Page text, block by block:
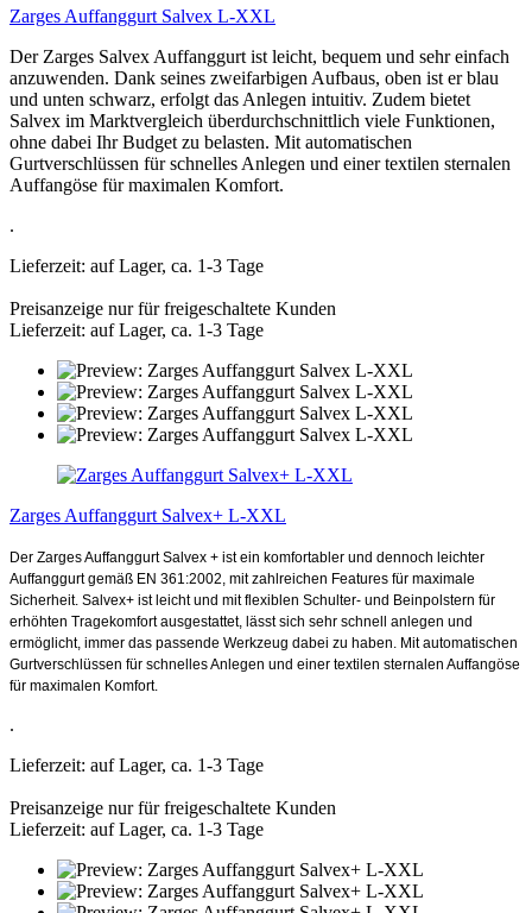
Zarges Auffanggurt Salvex L-XXL
Der Zarges Salvex Auffanggurt ist leicht, bequem und sehr einfach
anzuwenden. Dank seines zweifarbigen Aufbaus, oben ist er blau
und unten schwarz, erfolgt das Anlegen intuitiv. Zudem bietet
Salvex im Marktvergleich überdurchschnittlich viele Funktionen,
ohne dabei Ihr Budget zu belasten. Mit automatischen
Gurtverschlüssen für schnelles Anlegen und einer textilen sternalen
Auffangöse für maximalen Komfort.
.
Lieferzeit: auf Lager, ca. 1-3 Tage
Preisanzeige nur für freigeschaltete Kunden
Lieferzeit: auf Lager, ca. 1-3 Tage
Zarges Auffanggurt Salvex+ L-XXL
Der Zarges Auffanggurt Salvex + ist ein komfortabler und dennoch leichter
Auffanggurt gemäß EN 361:2002, mit zahlreichen Features für maximale
Sicherheit. Salvex+ ist leicht und mit flexiblen Schulter- und Beinpolstern für
erhöhten Tragekomfort ausgestattet, lässt sich sehr schnell anlegen und
ermöglicht, immer das passende Werkzeug dabei zu haben. Mit automatischen
Gurtverschlüssen für schnelles Anlegen und einer textilen sternalen Auffangöse
für maximalen Komfort.
.
Lieferzeit: auf Lager, ca. 1-3 Tage
Preisanzeige nur für freigeschaltete Kunden
Lieferzeit: auf Lager, ca. 1-3 Tage